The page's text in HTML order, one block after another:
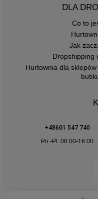
DLA
Co to
Jak
Dropshipping
Hurtownia dla
+48601 547 740
Pn.-Pt. 08:00-16:00